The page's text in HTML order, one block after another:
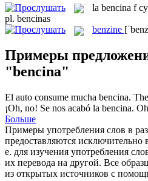
la bencina f
pl. bencinas
benzine
Примеры
"bencina"
El auto consume mucha bencina.
¡Oh, no! Se nos acabó la bencina.
Больше
Примеры употребления слов в
предоставляются исключительно
е. для изучения употребления
их перевода на другой. Все
из открытых источников с